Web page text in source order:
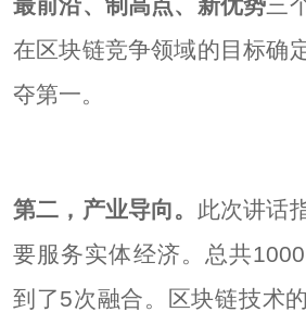
在区块链竞争领域的目标确
夺第一。
第二，产业导向。 此次讲话
要服务实体经济。总共
到了5次融合。区块链技术